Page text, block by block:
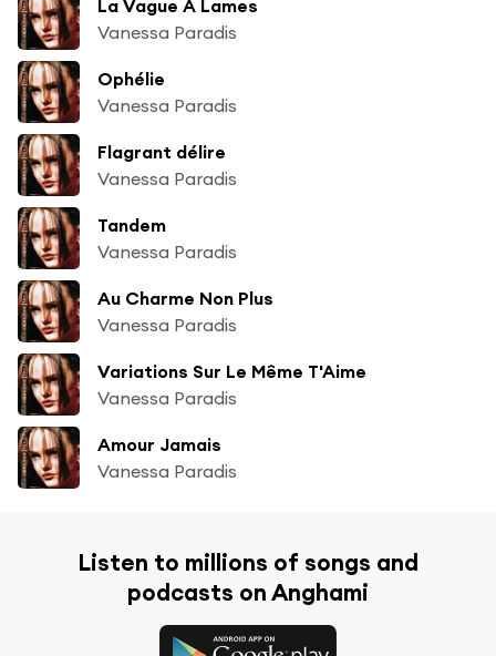
La Vague A Lames
Vanessa Paradis
Ophélie
Vanessa Paradis
Flagrant délire
Vanessa Paradis
Tandem
Vanessa Paradis
Au Charme Non Plus
Vanessa Paradis
Variations Sur Le Même T'Aime
Vanessa Paradis
Amour Jamais
Vanessa Paradis
Listen to millions of songs and
podcasts on Anghami